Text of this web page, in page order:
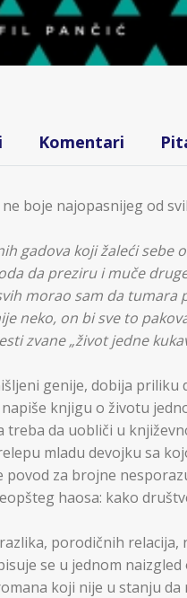
Komentari
ne boje najopasnijeg od
gadova koji žaleći
da preziru i muče
morao sam da
neko, on bi sve to
zvane „život jedne
genije, dobija
knjigu o životu
treba da uobliči u
mladu devojku sa
povod za brojne
haosa: kako
porodičnih
se u jednom
koji nije u stanju